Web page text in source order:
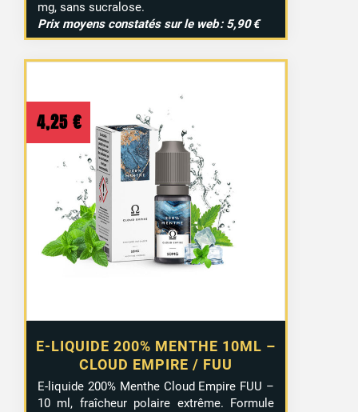
mg, sans sucralose.
Prix moyens constatés sur le web : 5,90 €
E-LIQUIDE 200% MENTHE 10ML –
CLOUD EMPIRE / FUU
4,25 €
E-liquide 200% Menthe Cloud Empire FUU –
10 ml, fraîcheur polaire extrême. Formule